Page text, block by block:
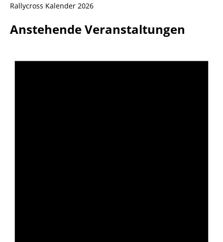
Rallycross Kalender 2026
Anstehende Veranstaltungen